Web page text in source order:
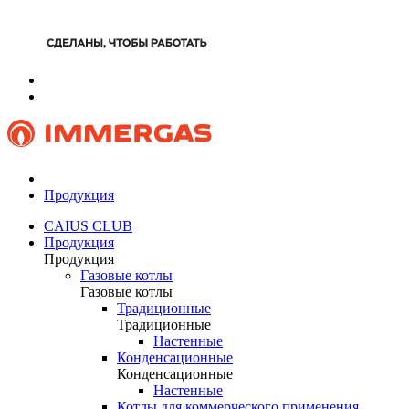
Продукция
CAIUS CLUB
Продукция
Продукция
Газовые котлы
Газовые котлы
Традиционные
Традиционные
Настенные
Конденсационные
Конденсационные
Настенные